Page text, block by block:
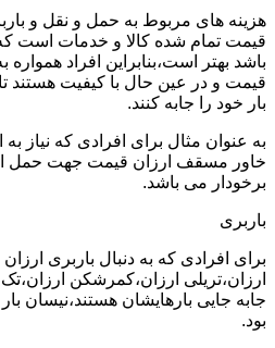
هزینه های مربوط به حمل و نقل و
قیمت تمام شده کالا و خدمات است که
باشد بهتر است،بنابراین افراد
قیمت و در عین حال با کیفیت هستند تا
بار خود را جابه کنند.
به عنوان مثال برای افرادی که نیاز
خاور مسقف ارزان قیمت جهت حمل
برخودار می باشد.
باربری
برای افرادی که به دنبال باربری
ارزان،تریلی ارزان،کمرشکن
جابه جایی بارهایشان هستند،نیسان
بود.